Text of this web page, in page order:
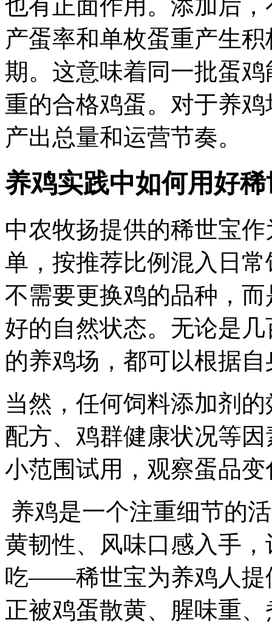
也有正面作用。添加后
产蛋率和单枚蛋重产生
期。这意味着同一批蛋
重的合格鸡蛋。对于养
产出总量和运营节奏。
养鸡实践中如何用好
中农牧扬提供的稀世宝
单，按推荐比例混入日
不需要更换鸡的品种，
好的自然状态。无论是
的养鸡场，都可以根据
当然，任何饲料添加剂
配方、鸡群健康状况等
小范围试用，观察蛋品
养鸡是一个注重细节的
黄韧性、风味口感入手
吃——稀世宝为养鸡人提
正被鸡蛋散黄、腥味重